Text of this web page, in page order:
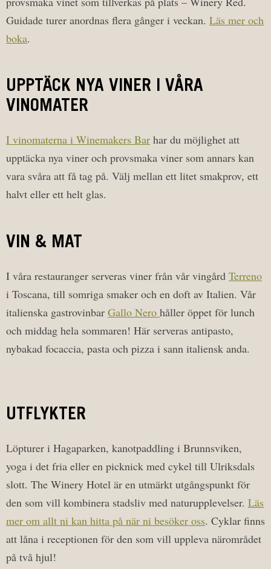
Guidade turer anordnas flera gånger i veckan. Läs mer och
boka.
UPPTÄCK NYA VINER I VÅRA
VINOMATER
I vinomaterna i Winemakers Bar har du möjlighet att
upptäcka nya viner och provsmaka viner som annars kan
vara svåra att få tag på. Välj mellan ett litet smakprov, ett
halvt eller ett helt glas.
VIN & MAT
I våra restauranger serveras viner från vår vingård Terreno
i Toscana, till somriga smaker och en doft av Italien. Vår
italienska gastrovinbar Gallo Nero håller öppet för lunch
och middag hela sommaren! Här serveras antipasto,
nybakad focaccia, pasta och pizza i sann italiensk anda.
UTFLYKTER
Löpturer i Hagaparken, kanotpaddling i Brunnsviken,
yoga i det fria eller en picknick med cykel till Ulriksdals
slott. The Winery Hotel är en utmärkt utgångspunkt för
den som vill kombinera stadsliv med naturupplevelser. Läs
mer om allt ni kan hitta på när ni besöker oss. Cyklar finns
att låna i receptionen för den som vill uppleva närområdet
på två hjul!